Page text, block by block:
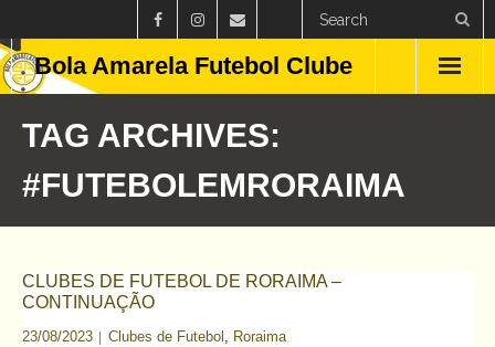
Bola Amarela Futebol Clube
Clubes
TAG ARCHIVES:
#FUTEBOLEMRORAIMA
CLUBES DE FUTEBOL DE RORAIMA –
CONTINUAÇÃO
23/08/2023 Clubes de Futebol , Roraima